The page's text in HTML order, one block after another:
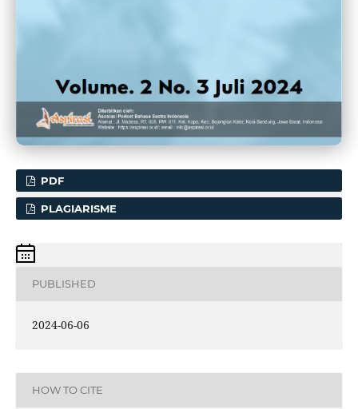
PDF
PLAGIARISME
PUBLISHED
2024-06-06
HOW TO CITE